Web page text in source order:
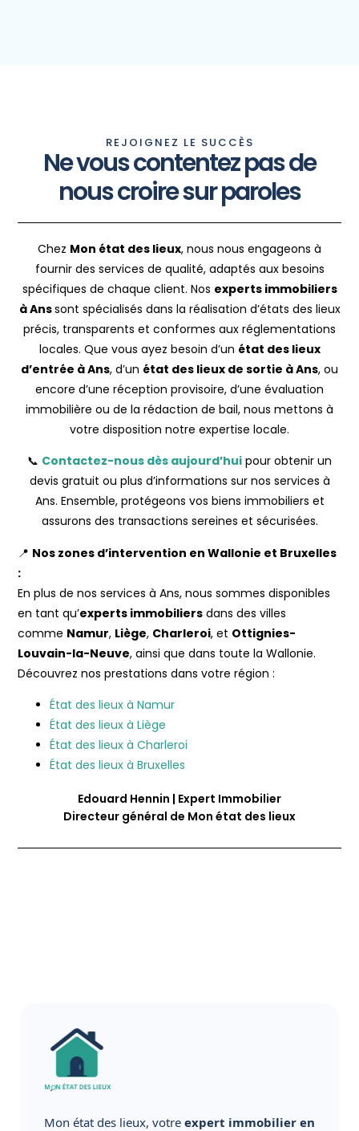
REJOIGNEZ LE SUCCÈS
Ne vous contentez pas de
nous croire sur paroles
Chez Mon état des lieux, nous nous engageons à
fournir des services de qualité, adaptés aux besoins
spécifiques de chaque client. Nos experts immobiliers
à Anssont spécialisés dans la réalisation d’états des lieux
précis, transparents et conformes aux réglementations
locales. Que vous ayez besoin d’un état des lieux
d’entrée à Ans, d’un état des lieux de sortie à Ans, ou
encore d’une réception provisoire, d’une évaluation
immobilière ou de la rédaction de bail, nous mettons à
votre disposition notre expertise locale.
📞 Contactez-nous dès aujourd’hui pour obtenir un
devis gratuit ou plus d’informations sur nos services à
Ans. Ensemble, protégeons vos biens immobiliers et
assurons des transactions sereines et sécurisées.
📍 Nos zones d’intervention en Wallonie et Bruxelles
:
En plus de nos services à Ans, nous sommes disponibles
en tant qu’experts immobiliers dans des villes
comme Namur, Liège, Charleroi, et Ottignies-
Louvain-la-Neuve, ainsi que dans toute la Wallonie.
Découvrez nos prestations dans votre région :
État des lieux à Namur
État des lieux à Liège
État des lieux à Charleroi
État des lieux à Bruxelles
Edouard Hennin | Expert Immobilier
Directeur général de Mon état des lieux
Mon état des lieux, votre expert immobilier en